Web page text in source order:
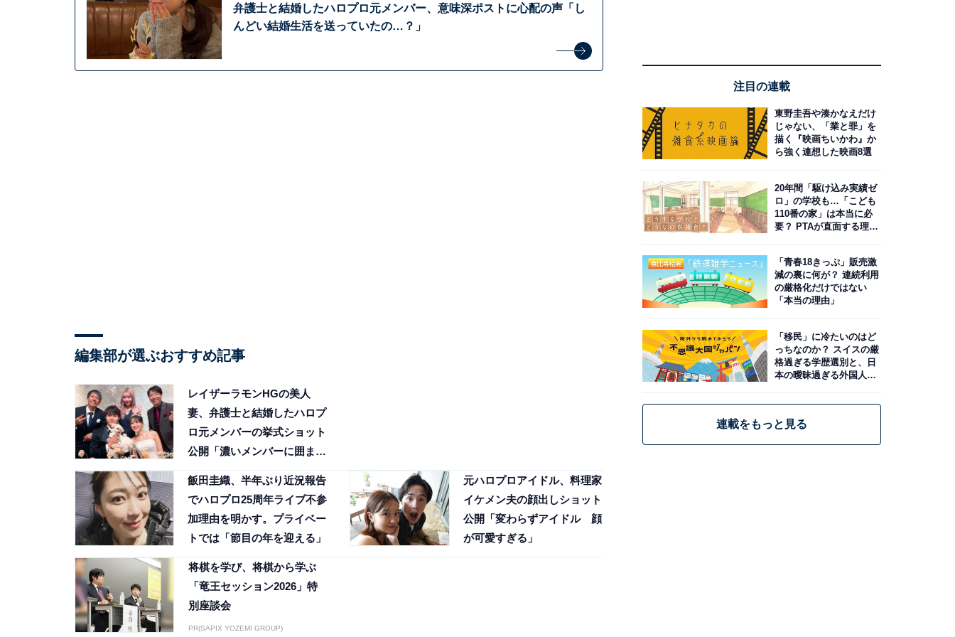
弁護士と結婚したハロプロ元メンバー、意味深ポストに心配の声「し
んどい結婚生活を送っていたの…？」
編集部が選ぶおすすめ記事
レイザーラモンHGの美人
妻、弁護士と結婚したハロプ
ロ元メンバーの挙式ショット
公開「濃いメンバーに囲まれ
飯田圭織、半年ぶり近況報告
でハロプロ25周年ライブ不参
加理由を明かす。プライベー
トでは「節目の年を迎える」
元ハロプロアイドル、料理家
イケメン夫の顔出しショット
公開「変わらずアイドル 顔
が可愛すぎる」
将棋を学び、将棋から学ぶ
「竜王セッション2026」特
別座談会
PR(SAPIX YOZEMI GROUP)
注目の連載
東野圭吾や湊かなえだけ
じゃない、「業と罪」を
描く『映画ちいかわ』か
ら強く連想した映画8選
20年間「駆け込み実績ゼ
ロ」の学校も…「こども
110番の家」は本当に必
要？ PTAが直面する理想
「青春18きっぷ」販売激
減の裏に何が？ 連続利用
の厳格化だけではない
「本当の理由」
「移民」に冷たいのはど
っちなのか？ スイスの厳
格過ぎる学歴選別と、日
本の曖昧過ぎる外国人政
連載をもっと見る